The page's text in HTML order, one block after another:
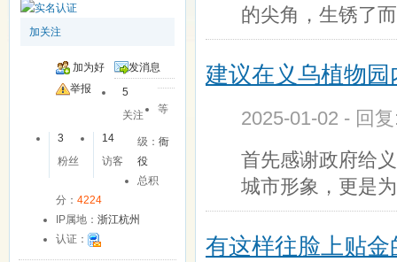
加关注
加为好
友
发消息
举报
5
关注
3
粉丝
14
访客
等
级：衙
役
总积
分： 4224
IP属地： 浙江杭州
认证：
的尖角，生锈了
建议在义乌植物
2025-01-02 - 回
首先感谢政府给
城市形象，更是
有这样往脸上贴金